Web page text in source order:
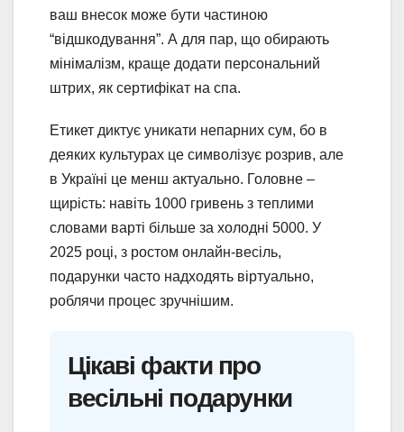
ваш внесок може бути частиною
“відшкодування”. А для пар, що обирають
мінімалізм, краще додати персональний
штрих, як сертифікат на спа.
Етикет диктує уникати непарних сум, бо в
деяких культурах це символізує розрив, але
в Україні це менш актуально. Головне –
щирість: навіть 1000 гривень з теплими
словами варті більше за холодні 5000. У
2025 році, з ростом онлайн-весіль,
подарунки часто надходять віртуально,
роблячи процес зручнішим.
Цікаві факти про
весільні подарунки